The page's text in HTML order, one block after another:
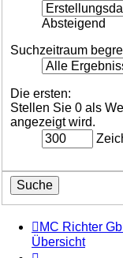
Absteigend
Suchzeitraum
Die ersten:
Stellen Sie 0 als
angezeigt wird.
MC Richter
Übersicht